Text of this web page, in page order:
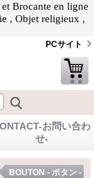
Brocante en ligne
, Objet religieux ,
PCサイト
お問い合わ
せ-
BOUTON - ボタン -